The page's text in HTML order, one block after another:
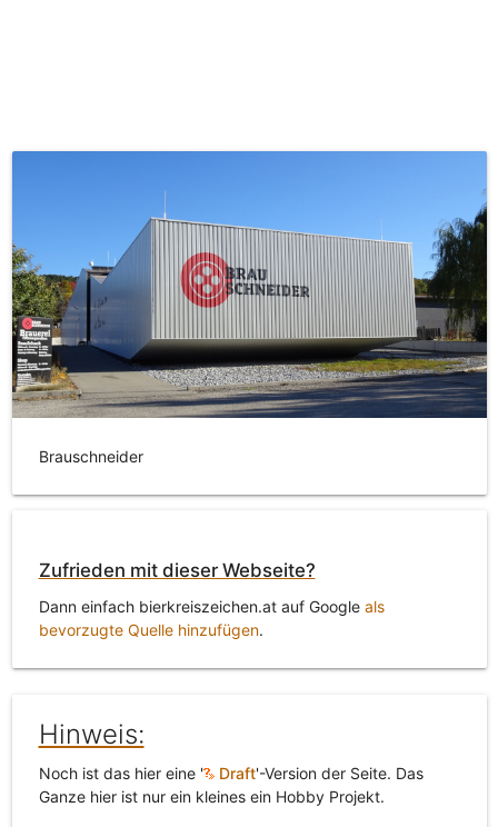
Brauschneider
Zufrieden mit dieser Webseite?
Dann einfach bierkreiszeichen.at auf Google als
bevorzugte Quelle hinzufügen.
Hinweis:
Noch ist das hier eine ' Draft'-Version der Seite. Das
Ganze hier ist nur ein kleines ein Hobby Projekt.